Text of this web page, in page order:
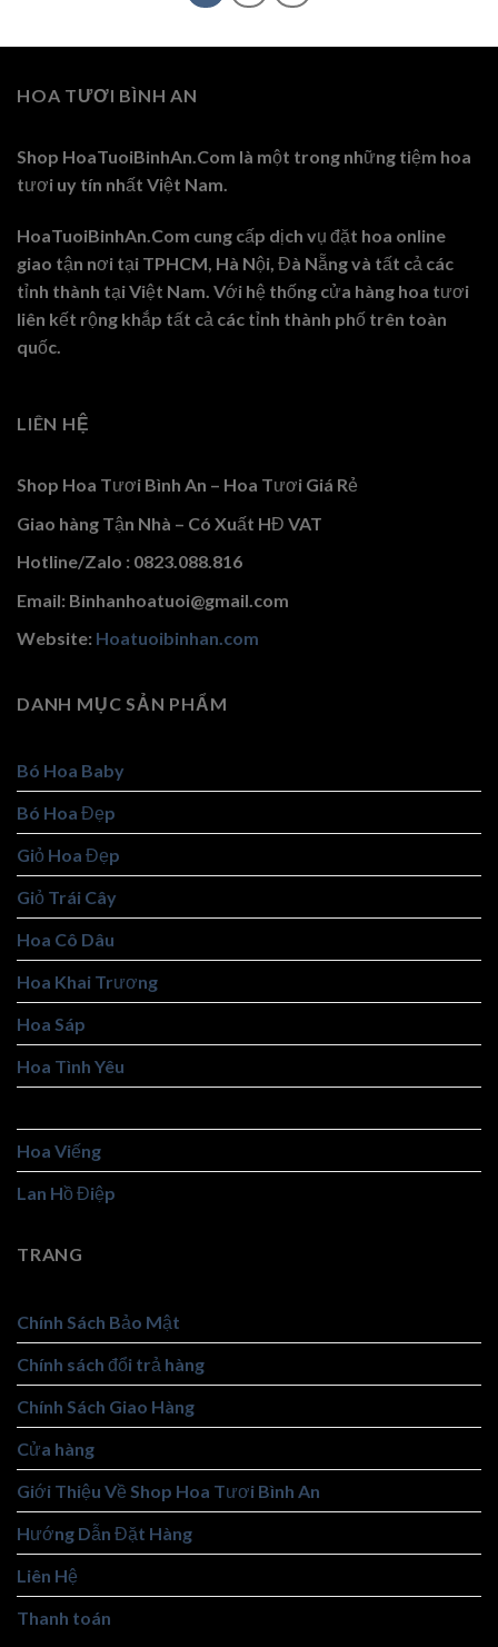
HOA TƯƠI BÌNH AN
Shop HoaTuoiBinhAn.Com là một trong những tiệm hoa
tươi uy tín nhất Việt Nam.
HoaTuoiBinhAn.Com cung cấp dịch vụ đặt hoa online
giao tận nơi tại TPHCM, Hà Nội, Đà Nẵng và tất cả các
tỉnh thành tại Việt Nam. Với hệ thống cửa hàng hoa tươi
liên kết rộng khắp tất cả các tỉnh thành phố trên toàn
quốc.
LIÊN HỆ
Shop Hoa Tươi Bình An – Hoa Tươi Giá Rẻ
Giao hàng Tận Nhà – Có Xuất HĐ VAT
Hotline/Zalo : 0823.088.816
Email: Binhanhoatuoi@gmail.com
Website: Hoatuoibinhan.com
DANH MỤC SẢN PHẨM
Bó Hoa Baby
Bó Hoa Đẹp
Giỏ Hoa Đẹp
Giỏ Trái Cây
Hoa Cô Dâu
Hoa Khai Trương
Hoa Sáp
Hoa Tình Yêu
Hoa Viếng
Lan Hồ Điệp
TRANG
Chính Sách Bảo Mật
Chính sách đổi trả hàng
Chính Sách Giao Hàng
Cửa hàng
Giới Thiệu Về Shop Hoa Tươi Bình An
Hướng Dẫn Đặt Hàng
Liên Hệ
Thanh toán